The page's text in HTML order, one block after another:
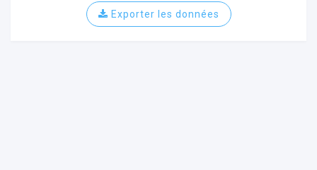
Exporter les données